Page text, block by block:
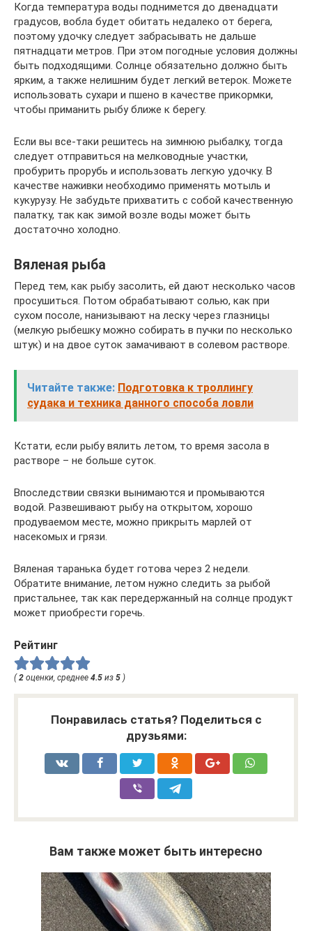
Когда температура воды поднимется до двенадцати
градусов, вобла будет обитать недалеко от берега,
поэтому удочку следует забрасывать не дальше
пятнадцати метров. При этом погодные условия должны
быть подходящими. Солнце обязательно должно быть
ярким, а также нелишним будет легкий ветерок. Можете
использовать сухари и пшено в качестве прикормки,
чтобы приманить рыбу ближе к берегу.
Если вы все-таки решитесь на зимнюю рыбалку, тогда
следует отправиться на мелководные участки,
пробурить прорубь и использовать легкую удочку. В
качестве наживки необходимо применять мотыль и
кукурузу. Не забудьте прихватить с собой качественную
палатку, так как зимой возле воды может быть
достаточно холодно.
Вяленая рыба
Перед тем, как рыбу засолить, ей дают несколько часов
просушиться. Потом обрабатывают солью, как при
сухом посоле, нанизывают на леску через глазницы
(мелкую рыбешку можно собирать в пучки по несколько
штук) и на двое суток замачивают в солевом растворе.
Читайте также: Подготовка к троллингу
судака и техника данного способа ловли
Кстати, если рыбу вялить летом, то время засола в
растворе – не больше суток.
Впоследствии связки вынимаются и промываются
водой. Развешивают рыбу на открытом, хорошо
продуваемом месте, можно прикрыть марлей от
насекомых и грязи.
Вяленая таранька будет готова через 2 недели.
Обратите внимание, летом нужно следить за рыбой
пристальнее, так как передержанный на солнце продукт
может приобрести горечь.
Рейтинг
( 2 оценки, среднее 4.5 из 5 )
Понравилась статья? Поделиться с
друзьями:
Вам также может быть интересно